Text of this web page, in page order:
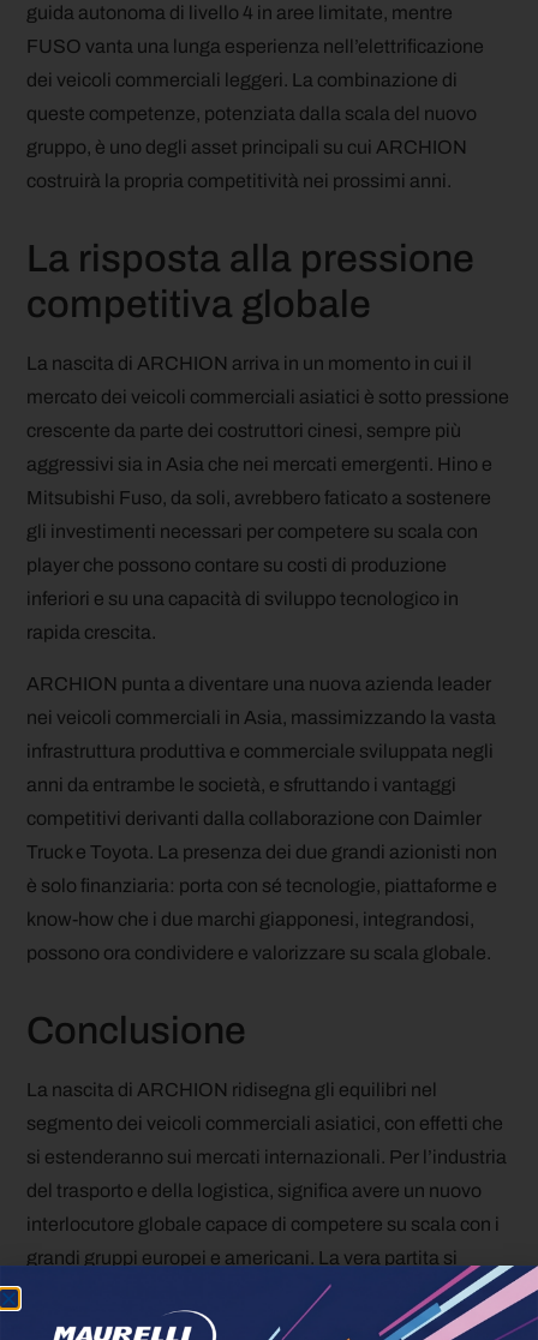
guida autonoma di livello 4 in aree limitate, mentre
FUSO vanta una lunga esperienza nell’elettrificazione
dei veicoli commerciali leggeri. La combinazione di
queste competenze, potenziata dalla scala del nuovo
gruppo, è uno degli asset principali su cui ARCHION
costruirà la propria competitività nei prossimi anni.
La risposta alla pressione
competitiva globale
La nascita di ARCHION arriva in un momento in cui il
mercato dei veicoli commerciali asiatici è sotto pressione
crescente da parte dei costruttori cinesi, sempre più
aggressivi sia in Asia che nei mercati emergenti. Hino e
Mitsubishi Fuso, da soli, avrebbero faticato a sostenere
gli investimenti necessari per competere su scala con
player che possono contare su costi di produzione
inferiori e su una capacità di sviluppo tecnologico in
rapida crescita.
ARCHION punta a diventare una nuova azienda leader
nei veicoli commerciali in Asia, massimizzando la vasta
infrastruttura produttiva e commerciale sviluppata negli
anni da entrambe le società, e sfruttando i vantaggi
competitivi derivanti dalla collaborazione con Daimler
Truck e Toyota. La presenza dei due grandi azionisti non
è solo finanziaria: porta con sé tecnologie, piattaforme e
know-how che i due marchi giapponesi, integrandosi,
possono ora condividere e valorizzare su scala globale.
Conclusione
La nascita di ARCHION ridisegna gli equilibri nel
segmento dei veicoli commerciali asiatici, con effetti che
si estenderanno sui mercati internazionali. Per l’industria
del trasporto e della logistica, significa avere un nuovo
interlocutore globale capace di competere su scala con i
grandi gruppi europei e americani. La vera partita si
giocherà nei prossimi anni sul terreno delle tecnologie a
zero emissioni e dell’automazione: due ambiti in cui